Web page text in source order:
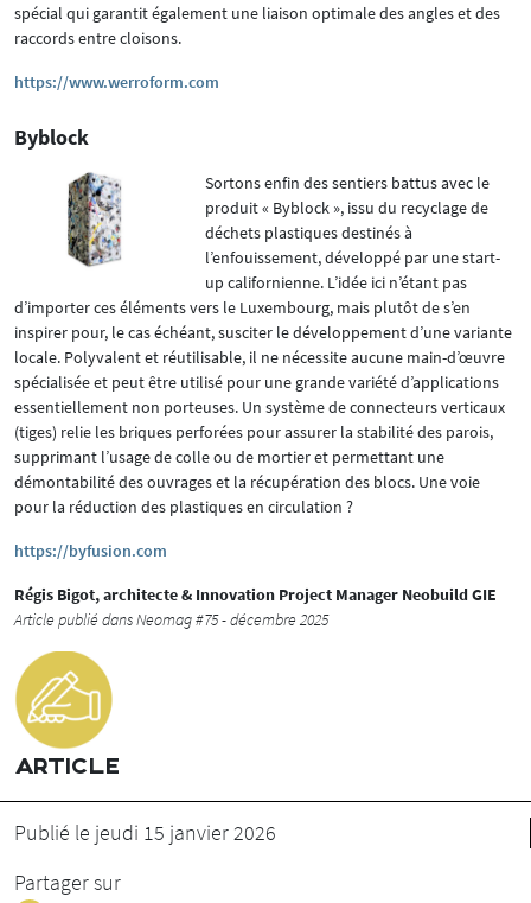
spécial qui garantit également une liaison optimale des angles et des
raccords entre cloisons.
https://www.werroform.com
Byblock
Sortons enfin des sentiers battus avec le
produit « Byblock », issu du recyclage de
déchets plastiques destinés à
l’enfouissement, développé par une start-
up californienne. L’idée ici n’étant pas
d’importer ces éléments vers le Luxembourg, mais plutôt de s’en
inspirer pour, le cas échéant, susciter le développement d’une variante
locale. Polyvalent et réutilisable, il ne nécessite aucune main-d’œuvre
spécialisée et peut être utilisé pour une grande variété d’applications
essentiellement non porteuses. Un système de connecteurs verticaux
(tiges) relie les briques perforées pour assurer la stabilité des parois,
supprimant l’usage de colle ou de mortier et permettant une
démontabilité des ouvrages et la récupération des blocs. Une voie
pour la réduction des plastiques en circulation ?
https://byfusion.com
Régis Bigot, architecte & Innovation Project Manager Neobuild GIE
Article publié dans Neomag #75 - décembre 2025
ARTICLE
Publié le jeudi 15 janvier 2026
Partager sur